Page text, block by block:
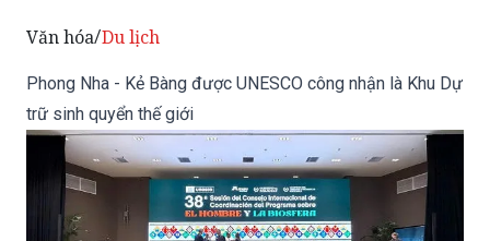
Văn hóa/Du lịch
Phong Nha - Kẻ Bàng được UNESCO công nhận là Khu Dự
trữ sinh quyển thế giới